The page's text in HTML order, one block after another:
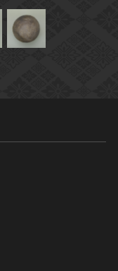
トについて
トリンク
プ
ご意見はこちら